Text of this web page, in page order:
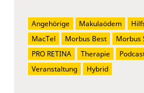
Angehörige Makulaödem
MacTel
Morbus Best Morbus
PRO RETINA
Therapie
Veranstaltung
Hybrid